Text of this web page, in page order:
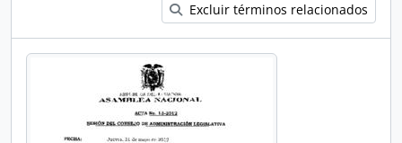
Excluir términos relacionados